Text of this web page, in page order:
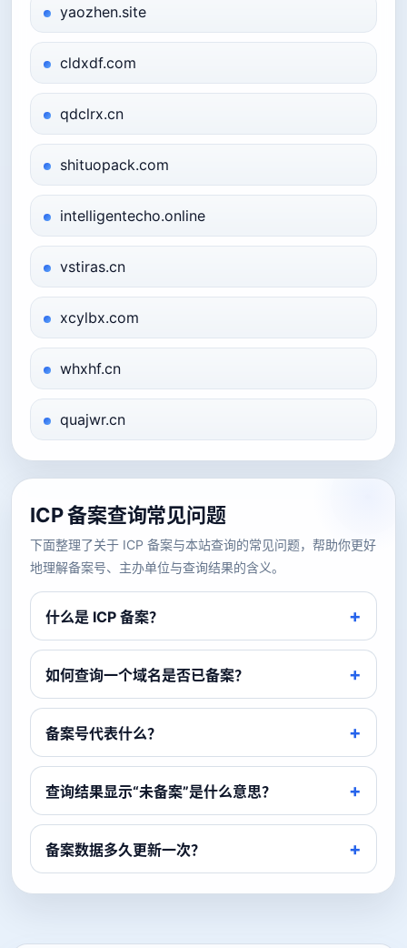
yaozhen.site
cldxdf.com
qdclrx.cn
shituopack.com
intelligentecho.online
vstiras.cn
xcylbx.com
whxhf.cn
quajwr.cn
ICP 备案查询常见问题
下面整理了关于 ICP 备案与本站查询的常见问题，帮助你更好
地理解备案号、主办单位与查询结果的含义。
什么是 ICP 备案？
如何查询一个域名是否已备案？
备案号代表什么？
查询结果显示“未备案”是什么意思？
备案数据多久更新一次？